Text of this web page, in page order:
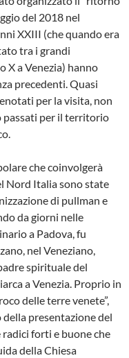
del 2018 nel
XXIII (che quando era
tra i grandi
X a Venezia) hanno
precedenti. Quasi
per la visita, non
passati per il territorio
che coinvolgerà
Nord Italia sono state
di pullman e
da giorni nelle
a Padova, fu
nel Veneziano,
spirituale del
a Venezia. Proprio in
delle terre venete”,
presentazione del
radici forti e buone che
della Chiesa